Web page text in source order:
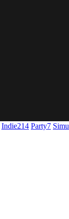
Indie214 Party7